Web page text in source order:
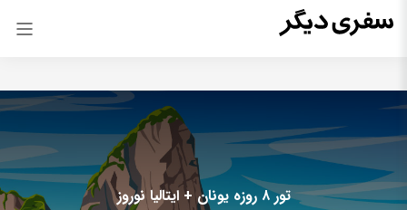
تور ۸ روزه یونان + ایتالیا نوروز